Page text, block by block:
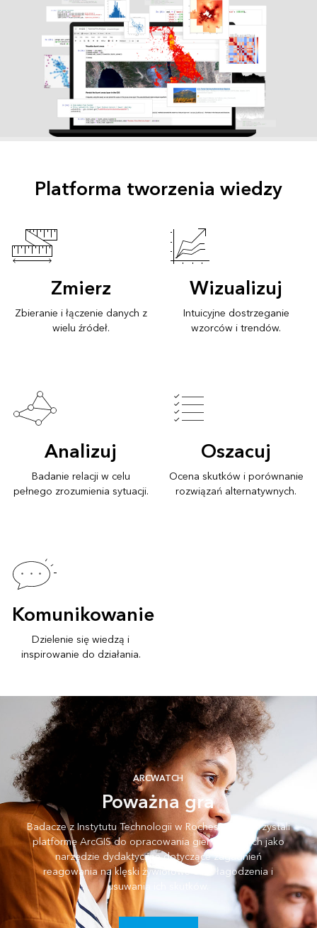
Platforma tworzenia wiedzy
Zmierz
Zbieranie i łączenie danych z
wielu źródeł.
Wizualizuj
Intuicyjne dostrzeganie
wzorców i trendów.
Analizuj
Badanie relacji w celu
pełnego zrozumienia sytuacji.
Oszacuj
Ocena skutków i porównanie
rozwiązań alternatywnych.
Komunikowanie
Dzielenie się wiedzą i
inspirowanie do działania.
ARCWATCH
Poważna gra
Badacze z Instytutu Technologii w Rochester wykorzystali
platformę ArcGIS do opracowania gier używanych jako
narzędzie dydaktyczne dotyczące zagadnień
reagowania na klęski żywiołowe oraz łagodzenia i
usuwania ich skutków.